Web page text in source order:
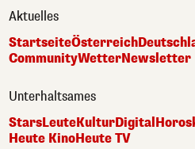
Aktuelles
StartseiteÖsterreich
CommunityWetterNewsletter
Unterhaltsames
StarsLeuteKulturDigital
Heute KinoHeute TV